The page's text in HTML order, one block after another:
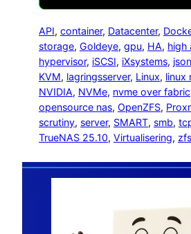
API, container, Datacenter,
storage, Goldeye, gpu, HA, high
hypervisor, iSCSI, iXsystems,
KVM, lagringsserver, Linux, linux
NVIDIA, NVMe, nvme over fabric
opensource nas, OpenZFS,
scrutiny, server, SMART, smb,
TrueNAS 25.10, Virtualisering, zfs